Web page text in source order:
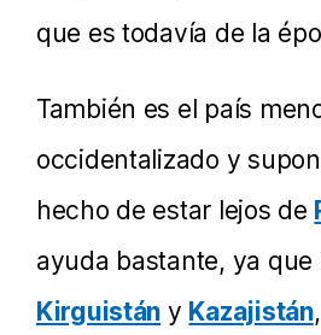
que es todavía de la
También es el país
occidentalizado y
hecho de estar lejos de
ayuda bastante, ya
Kirguistán y Kazajistán